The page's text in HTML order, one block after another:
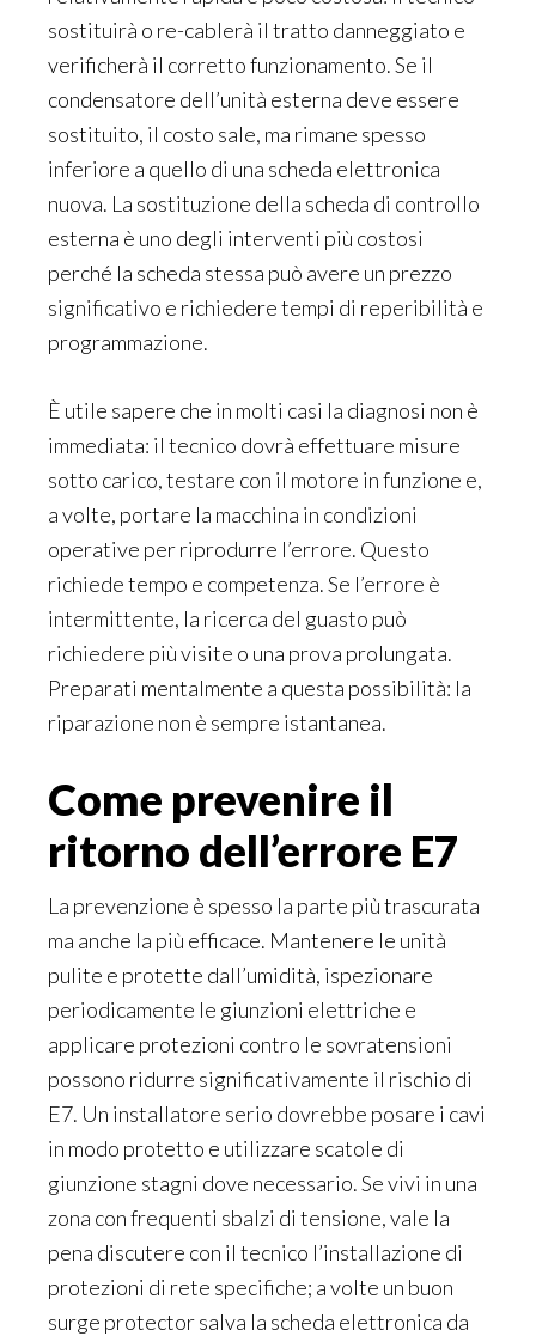
sostituirà o re-cablerà il tratto danneggiato e
verificherà il corretto funzionamento. Se il
condensatore dell’unità esterna deve essere
sostituito, il costo sale, ma rimane spesso
inferiore a quello di una scheda elettronica
nuova. La sostituzione della scheda di controllo
esterna è uno degli interventi più costosi
perché la scheda stessa può avere un prezzo
significativo e richiedere tempi di reperibilità e
programmazione.
È utile sapere che in molti casi la diagnosi non è
immediata: il tecnico dovrà effettuare misure
sotto carico, testare con il motore in funzione e,
a volte, portare la macchina in condizioni
operative per riprodurre l’errore. Questo
richiede tempo e competenza. Se l’errore è
intermittente, la ricerca del guasto può
richiedere più visite o una prova prolungata.
Preparati mentalmente a questa possibilità: la
riparazione non è sempre istantanea.
Come prevenire il
ritorno dell’errore E7
La prevenzione è spesso la parte più trascurata
ma anche la più efficace. Mantenere le unità
pulite e protette dall’umidità, ispezionare
periodicamente le giunzioni elettriche e
applicare protezioni contro le sovratensioni
possono ridurre significativamente il rischio di
E7. Un installatore serio dovrebbe posare i cavi
in modo protetto e utilizzare scatole di
giunzione stagni dove necessario. Se vivi in una
zona con frequenti sbalzi di tensione, vale la
pena discutere con il tecnico l’installazione di
protezioni di rete specifiche; a volte un buon
surge protector salva la scheda elettronica da